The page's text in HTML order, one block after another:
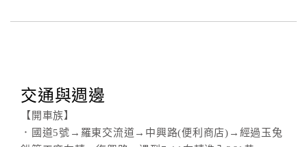
交通與週邊
【開車族】
．國道5號→羅東交流道→中興路(便利商店)→經過玉兔